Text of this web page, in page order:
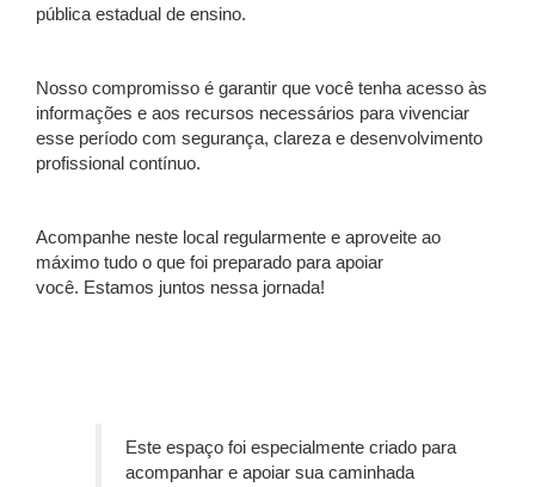
pública estadual de ensino.
Nosso compromisso é garantir que você tenha acesso às
informações e aos recursos necessários para vivenciar
esse período com segurança, clareza e desenvolvimento
profissional contínuo.
Acompanhe neste local regularmente e aproveite ao
máximo tudo o que foi preparado para apoiar
você. Estamos juntos nessa jornada!
Este espaço foi especialmente criado para
acompanhar e apoiar sua caminhada